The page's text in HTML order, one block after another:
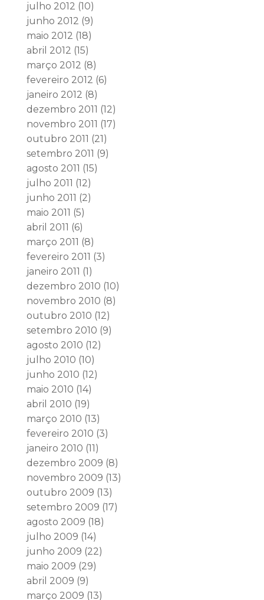
julho 2012 (10)
junho 2012 (9)
maio 2012 (18)
abril 2012 (15)
março 2012 (8)
fevereiro 2012 (6)
janeiro 2012 (8)
dezembro 2011 (12)
novembro 2011 (17)
outubro 2011 (21)
setembro 2011 (9)
agosto 2011 (15)
julho 2011 (12)
junho 2011 (2)
maio 2011 (5)
abril 2011 (6)
março 2011 (8)
fevereiro 2011 (3)
janeiro 2011 (1)
dezembro 2010 (10)
novembro 2010 (8)
outubro 2010 (12)
setembro 2010 (9)
agosto 2010 (12)
julho 2010 (10)
junho 2010 (12)
maio 2010 (14)
abril 2010 (19)
março 2010 (13)
fevereiro 2010 (3)
janeiro 2010 (11)
dezembro 2009 (8)
novembro 2009 (13)
outubro 2009 (13)
setembro 2009 (17)
agosto 2009 (18)
julho 2009 (14)
junho 2009 (22)
maio 2009 (29)
abril 2009 (9)
março 2009 (13)